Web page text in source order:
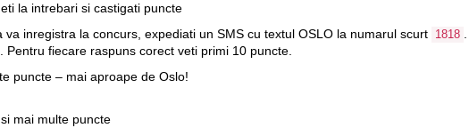
la intrebari si castigati puncte
va inregistra la concurs, expediati un SMS cu textul OSLO la numarul scurt
1818
Pentru fiecare raspuns corect veti primi 10 puncte.
puncte – mai aproape de Oslo!
mai multe puncte